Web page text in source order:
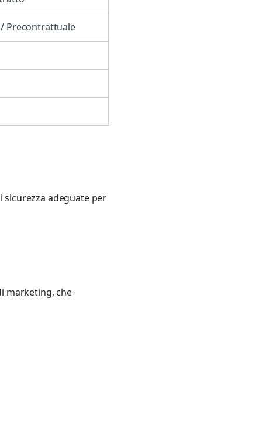
Precontrattuale
adeguate per
marketing, che